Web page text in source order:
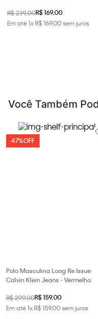
R$ 239,00R$ 169,00
Em até1xR$169,00sem juros
Você Também
47%OFF
Polo Masculina Loog Re Issue
Calvin Klein Jeans - Vermelho
R$299,00R$159,00
Em até1xR$159,00sem juros